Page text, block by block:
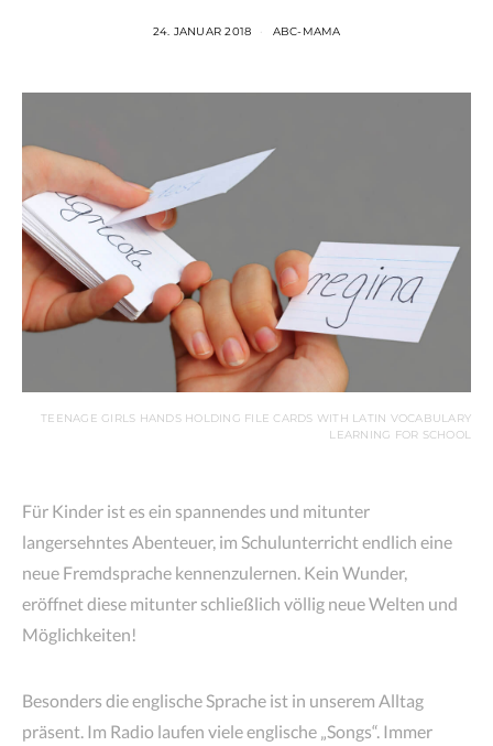
24. JANUAR 2018 ABC-MAMA
TEENAGE GIRLS HANDS HOLDING FILE CARDS WITH LATIN VOCABULARY
LEARNING FOR SCHOOL
Für Kinder ist es ein spannendes und mitunter
langersehntes Abenteuer, im Schulunterricht endlich eine
neue Fremdsprache kennenzulernen. Kein Wunder,
eröffnet diese mitunter schließlich völlig neue Welten und
Möglichkeiten!
Besonders die englische Sprache ist in unserem Alltag
präsent. Im Radio laufen viele englische „Songs“. Immer